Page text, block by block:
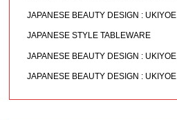
JAPANESE BEAUTY DESIGN : UKIYOE
JAPANESE STYLE TABLEWARE
JAPANESE BEAUTY DESIGN : UKIYOE
JAPANESE BEAUTY DESIGN : UKIYOE